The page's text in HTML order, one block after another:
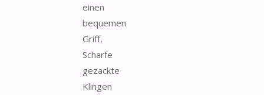
einen
bequemen
Griff,
Scharfe
gezackte
Klingen